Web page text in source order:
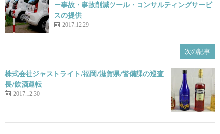
ー事故・事故削減ツール・コンサルティングサービ
スの提供
2017.12.29
次の記事
株式会社ジャストライト/福岡/滋賀県/警備課の巡査
長/飲酒運転
2017.12.30